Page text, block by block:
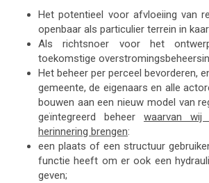
Het potentieel voor afvloeiing van
openbaar als particulier terrein in
Als richtsnoer voor het
toekomstige
Het beheer per perceel bevorderen,
gemeente, de eigenaars en alle
bouwen aan een nieuw model van
geïntegreerd beheer waarvan
herinnering brengen:
een plaats of een structuur
functie heeft om er ook een
geven;